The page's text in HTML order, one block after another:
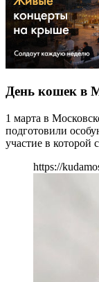
День кошек в
1 марта в
подготовили
участие в которой
https://